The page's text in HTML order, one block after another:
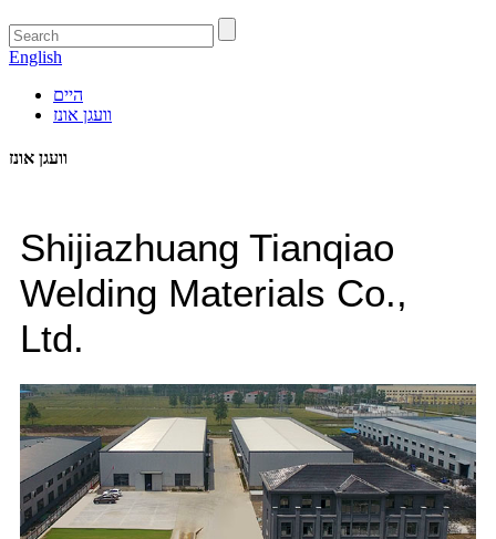
English
היים
וועגן אונז
וועגן אונז
Shijiazhuang Tianqiao
Welding Materials Co.,
Ltd.